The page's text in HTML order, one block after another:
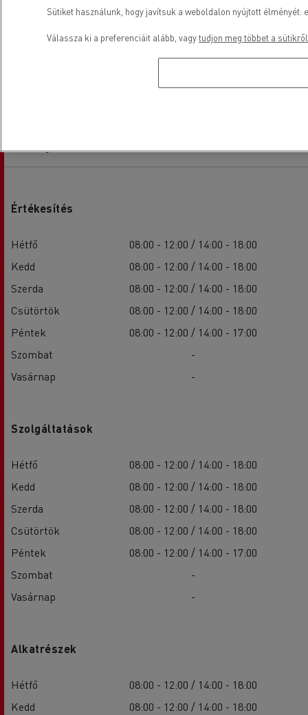
Értékesítés
Hétfő
08:00 - 12:00 / 14:00 - 18:00
Kedd
08:00 - 12:00 / 14:00 - 18:00
Szerda
08:00 - 12:00 / 14:00 - 18:00
Csütörtök
08:00 - 12:00 / 14:00 - 18:00
Péntek
08:00 - 12:00 / 14:00 - 17:00
Szombat
-
Vasárnap
-
Szolgáltatások
Hétfő
08:00 - 12:00 / 14:00 - 18:00
Kedd
08:00 - 12:00 / 14:00 - 18:00
Szerda
08:00 - 12:00 / 14:00 - 18:00
Csütörtök
08:00 - 12:00 / 14:00 - 18:00
Péntek
08:00 - 12:00 / 14:00 - 17:00
Szombat
-
Vasárnap
-
Alkatrészek
Hétfő
08:00 - 12:00 / 14:00 - 18:00
Kedd
08:00 - 12:00 / 14:00 - 18:00
Sütiket használunk, hogy javítsuk a weboldalon nyújtott
Válassza ki a preferenciáit alább, vagytudjon meg többet a